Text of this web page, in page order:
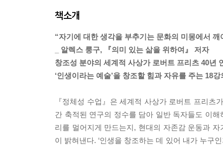
책소개
“자기에 대한 생각을 부추기는 문화의 미몽에서 깨
_ 알렉스 룽구, 『의미 있는 삶을 위하여』 저자
창조성 분야의 세계적 사상가 로버트 프리츠 40년
‘인생이라는 예술’을 창조할 힘과 자유를 주는 18
『정체성 수업』은 세계적 사상가 로버트 프리츠
간 축적된 연구의 정수를 담아 일반 독자들도 이
리를 멀어지게 만드는지, 현대의 자존감 운동과
이 밝혀낸다. ‘인생을 창조하는 데 있어 내가 누구